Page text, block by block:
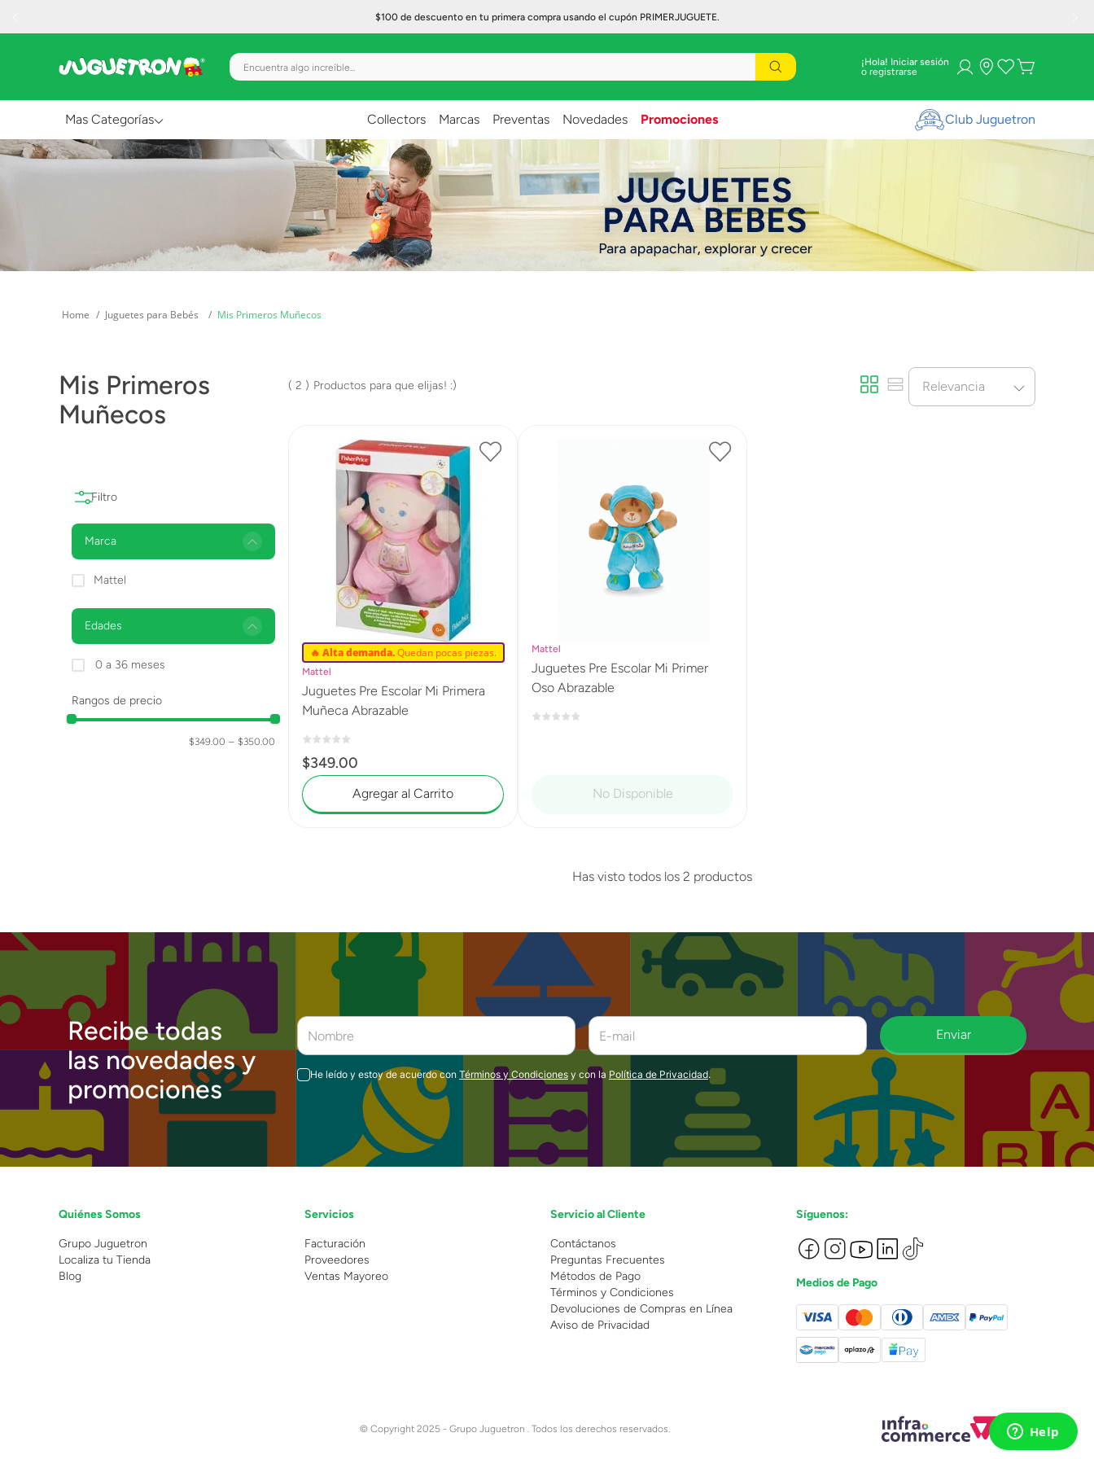
$100 de descuento en tu primera compra usando el cupón PRIMERJUGUETE.
Encuentra algo increíble... ¡Hola! Iniciar sesión
Mas Categorías
Al Aire Libre
Creatividad y Arte
Gadgets y Electrónicos
Lanzadores
Muñecas
Collectors Marcas Preventas Novedades Promociones Club Juguetron
Juguetes para Bebés Mis Primeros Muñecos
Mis Primeros
Muñecos
Marca
Mattel
Edades
0 a 36 meses
Rangos de precio
$349.00 – $350.00
2 Relevancia
🔥 Alta demanda.Quedan pocas piezas.
Mattel
Juguetes Pre Escolar Mi Primera
Muñeca Abrazable
$349.00
Agregar al Carrito
Mattel
Juguetes Pre Escolar Mi Primer
Oso Abrazable
Has visto todos los 2 productos
Recibe todas
las novedades y
promociones
Enviar
He leído y estoy de acuerdo con Términos y Condiciones y con la Política de Privacidad.
Quiénes Somos
Grupo Juguetron
Localiza tu Tienda
Blog
Servicios
Facturación
Proveedores
Ventas Mayoreo
Servicio al Cliente
Contáctanos
Preguntas Frecuentes
Métodos de Pago
Términos y Condiciones
Devoluciones de Compras en Línea
Aviso de Privacidad
Síguenos:
Medios de Pago
© Copyright 2025 - Grupo Juguetron . Todos los derechos reservados.